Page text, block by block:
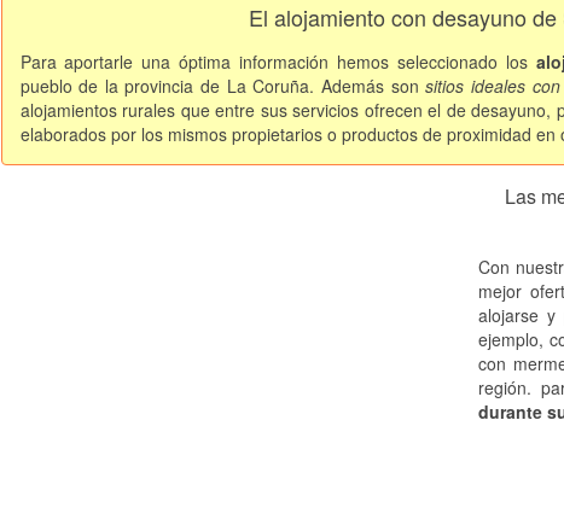
El alojamiento con desayuno
Para aportarle una óptima información hemos seleccionado los
pueblo de la provincia de La Coruña. Además sonsitios ideales
alojamientos rurales que entre sus servicios ofrecen el de
elaborados por los mismos propietarios o productos de proximidad en
Las
Con
mejor
alojarse y
ejemplo,
con
región.
durante